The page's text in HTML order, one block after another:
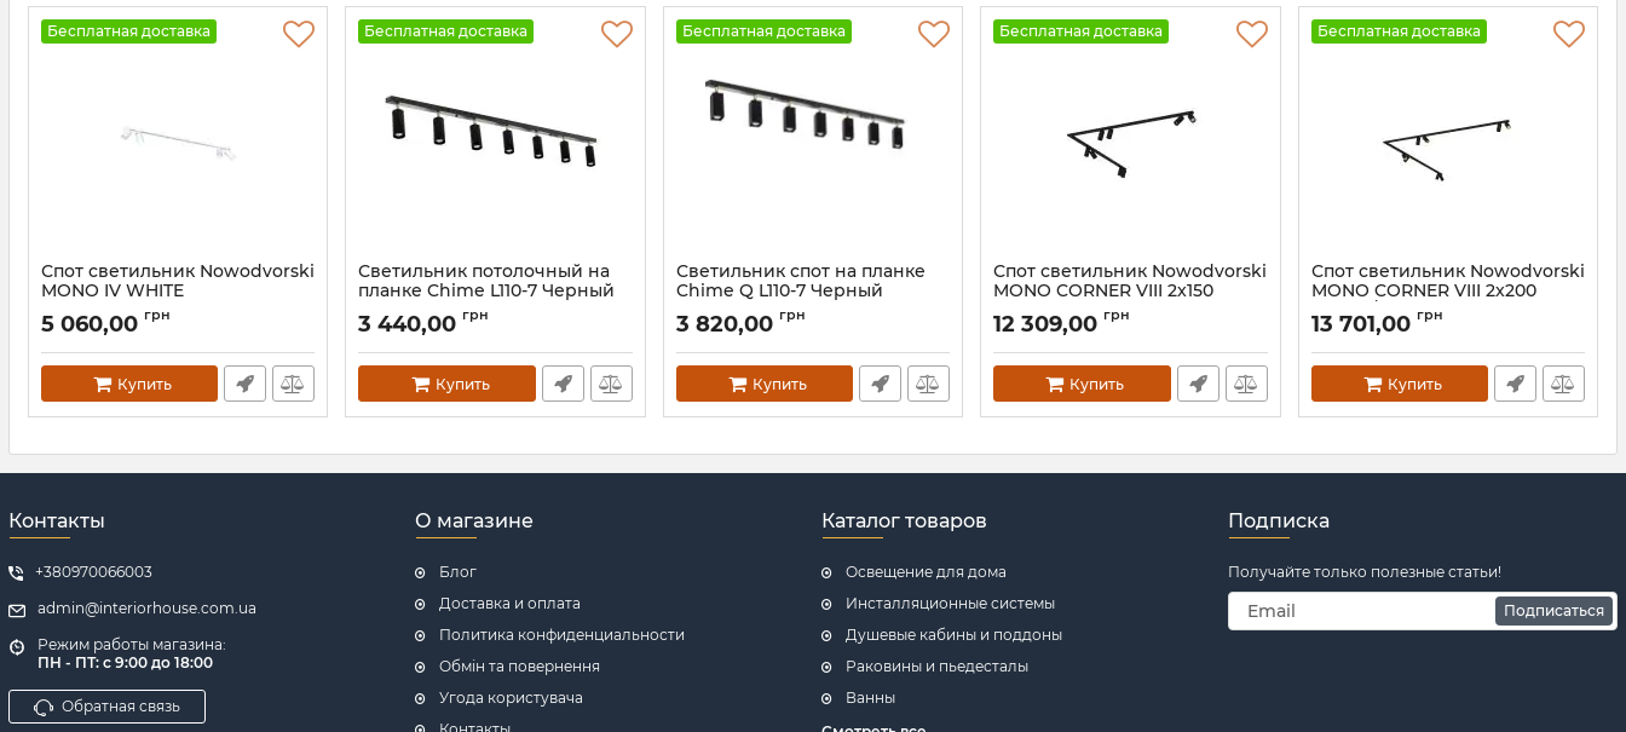
Бесплатная доставка
Спот светильник Nowodvorski
MONO IV WHITE
Артикул: 7812
5 060,00 грн
Купить
Бесплатная доставка
Светильник потолочный на
планке Chime L110-7 Черный
Артикул: 1032211
3 440,00 грн
Купить
Бесплатная доставка
Светильник спот на планке
Chime Q L110-7 Черный
Артикул: 1051911
3 820,00 грн
Купить
Бесплатная доставка
Спот светильник Nowodvorski
MONO CORNER VIII 2x150
Артикул:7721
12 309,00 грн
Купить
Бесплатная доставка
Спот светильник Nowodvorski
MONO CORNER VIII 2x200
BLACK/GOLD
Артикул:7702
13 701,00 грн
Купить
Контакты
+380970066003
admin@interiorhouse.com.ua
Режим работы магазина:
ПН - ПТ: с 9:00 до 18:00
Обратная связь
О магазине
Блог
Доставка и оплата
Политика конфиденциальности
Обмін та повернення
Угода користувача
Каталог товаров
Освещение для дома
Инсталляционные системы
Душевые кабины и поддоны
Раковины и пьедесталы
Ванны
Подписка
Получайте только полезные статьи!
Подписаться